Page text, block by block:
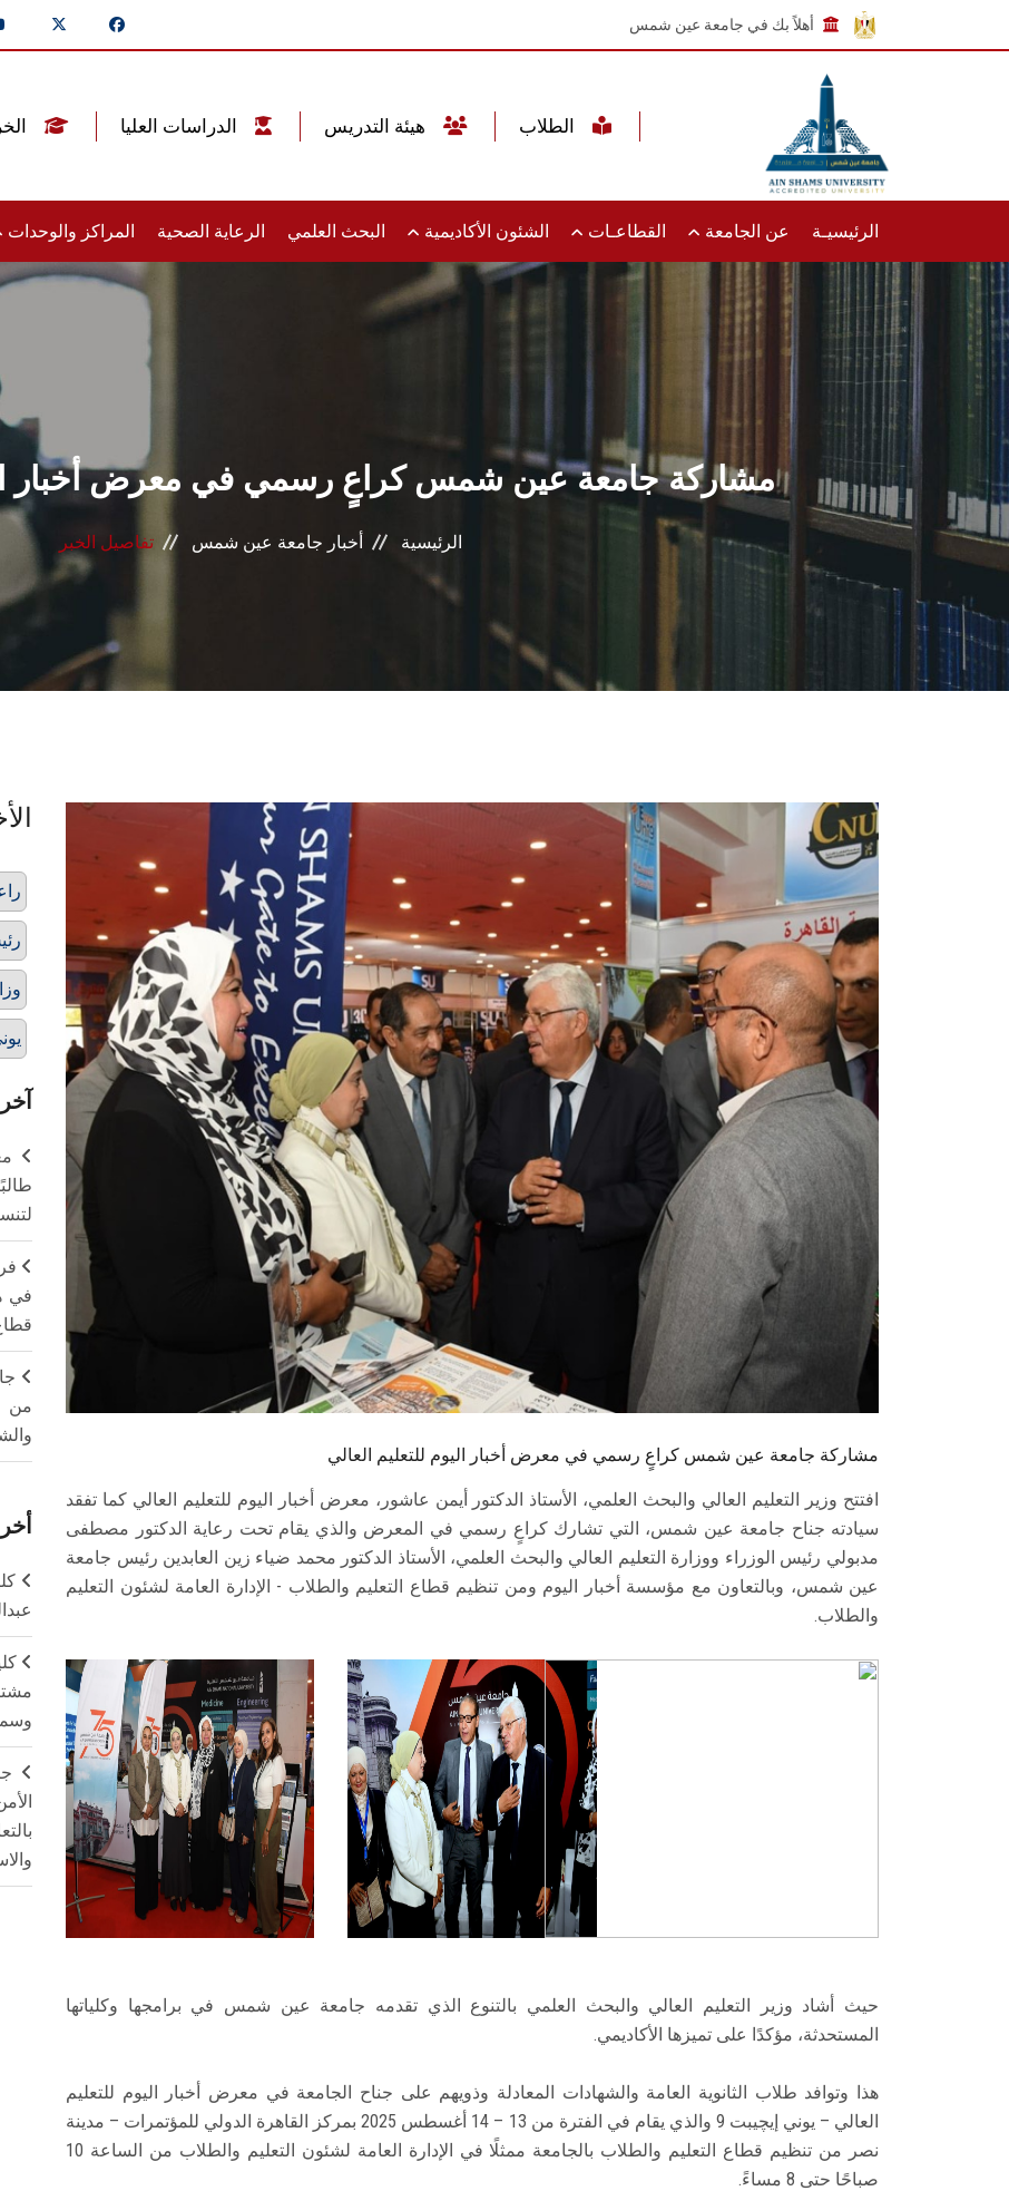
أهلاً بك في جامعة عين شمس
الرئيسيـة عن الجامعة القطاعـات الشئون الأكاديمية البحث العلمي الرعاية الصحية المراكز والوحدات
مشاركة جامعة عين شمس كراعٍ رسمي في معرض أخبار
الرئيسية أخبار جامعة عين شمس تفاصيل الخبر
مشاركة جامعة عين شمس كراعٍ رسمي في معرض أخبار اليوم للتعليم العالي
افتتح وزير التعليم العالي والبحث العلمي، الأستاذ الدكتور أيمن عاشور، معرض أخبار اليوم للتعليم العالي كما تفقد
سيادته جناح جامعة عين شمس، التي تشارك كراعٍ رسمي في المعرض والذي يقام تحت رعاية الدكتور مصطفى
مدبولي رئيس الوزراء ووزارة التعليم العالي والبحث العلمي، الأستاذ الدكتور محمد ضياء زين العابدين رئيس جامعة
عين شمس، وبالتعاون مع مؤسسة أخبار اليوم ومن تنظيم قطاع التعليم والطلاب - الإدارة العامة لشئون التعليم
والطلاب.
حيث أشاد وزير التعليم العالي والبحث العلمي بالتنوع الذي تقدمه جامعة عين شمس في برامجها وكلياتها
المستحدثة، مؤكدًا على تميزها الأكاديمي.
هذا وتوافد طلاب الثانوية العامة والشهادات المعادلة وذويهم على جناح الجامعة في معرض أخبار اليوم للتعليم
العالي – يوني إيچيبت 9 والذي يقام في الفترة من 13 – 14 أغسطس 2025 بمركز القاهرة الدولي للمؤتمرات – مدينة
نصر من تنظيم قطاع التعليم والطلاب بالجامعة ممثلًا في الإدارة العامة لشئون التعليم والطلاب من الساعة 10
صباحًا حتى 8 مساءً.
في
من